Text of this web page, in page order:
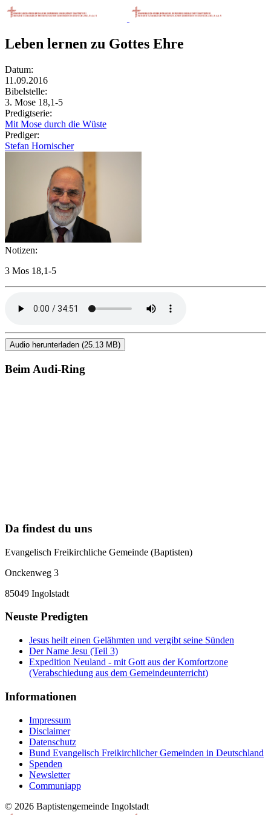
Leben lernen zu Gottes Ehre
Datum:
11.09.2016
Bibelstelle:
3. Mose 18,1-5
Predigtserie:
Mit Mose durch die Wüste
Prediger:
Stefan Hornischer
Notizen:
3 Mos 18,1-5
Audio herunterladen (25.13 MB)
Beim Audi-Ring
Da findest du uns
Evangelisch Freikirchliche Gemeinde (Baptisten)
Onckenweg 3
85049 Ingolstadt
Neuste Predigten
Jesus heilt einen Gelähmten und vergibt seine Sünden
Der Name Jesu (Teil 3)
Expedition Neuland - mit Gott aus der Komfortzone
(Verabschiedung aus dem Gemeindeunterricht)
Informationen
Impressum
Disclaimer
Datenschutz
Bund Evangelisch Freikirchlicher Gemeinden in Deutschland
Spenden
Newsletter
Communiapp
© 2026 Baptistengemeinde Ingolstadt